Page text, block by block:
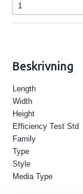
Beskrivning
Length
Width
Height
Efficiency Test Std
Family
Type
Style
Media Type